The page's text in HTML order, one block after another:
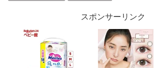
スポンサーリンク